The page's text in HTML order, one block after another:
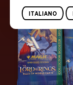
TERRA
DI
MEZZO
ITALIANO